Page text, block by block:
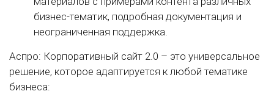
бизнес-тематик, подробная документация и
неограниченная поддержка.
Аспро: Корпоративный сайт 2.0 – это универсальное
решение, которое адаптируется к любой тематике
бизнеса: